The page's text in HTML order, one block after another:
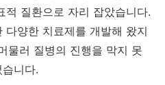
적 질환으로 자리 잡았습니다.
다양한 치료제를 개발해 왔지
물러 질병의 진행을 막지 못
니다.